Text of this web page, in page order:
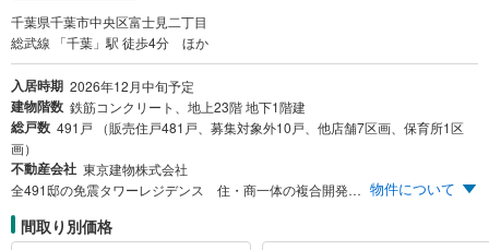
千葉県千葉市中央区富士見二丁目
総武線 「千葉」駅 徒歩4分 ほか
入居時期 2026年12月中旬予定
建物階数 鉄筋コンクリート、地上23階 地下1階建
総戸数 491戸 （販売住戸481戸、募集対象外10戸、他店舗7区画、保育所1区
画）
不動産会社 東京建物株式会社
全491邸の免震タワーレジデンス 住・商一体の複合開発 三越千葉店跡地 JR「千葉」駅徒歩4分 物件について
間取り別価格